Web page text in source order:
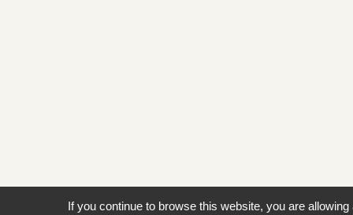
If you continue to browse this website, you are